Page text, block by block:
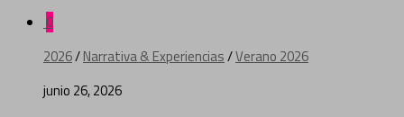
0
2026/Narrativa & Experiencias/Verano 2026
junio 26, 2026